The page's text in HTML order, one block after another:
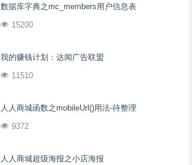
数据库字典之mc_members用户信息表
15200
我的赚钱计划：达闻广告联盟
11510
人人商城函数之mobileUrl()用法-待整理
9372
人人商城超级海报之小店海报